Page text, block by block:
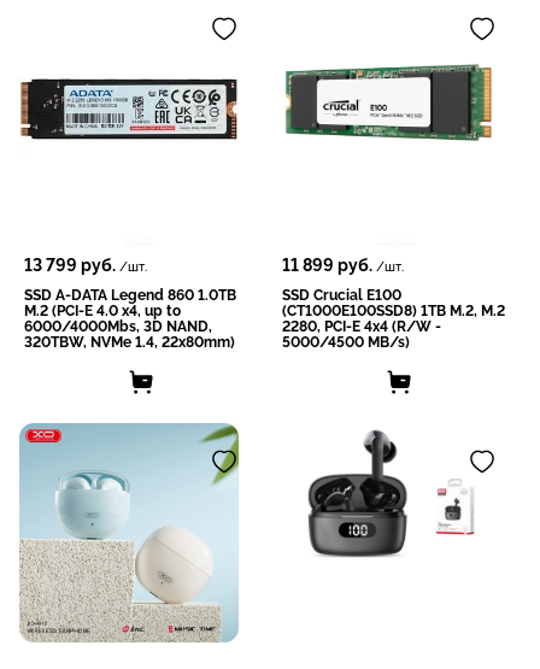
13 799 руб. /шт.
SSD A-DATA Legend 860 1.0TB
M.2 (PCI-E 4.0 x4, up to
6000/4000Mbs, 3D NAND,
320TBW, NVMe 1.4, 22x80mm)
11 899 руб. /шт.
SSD Crucial E100
(CT1000E100SSD8) 1TB M.2, M.2
2280, PCI-E 4x4 (R/W -
5000/4500 MB/s)